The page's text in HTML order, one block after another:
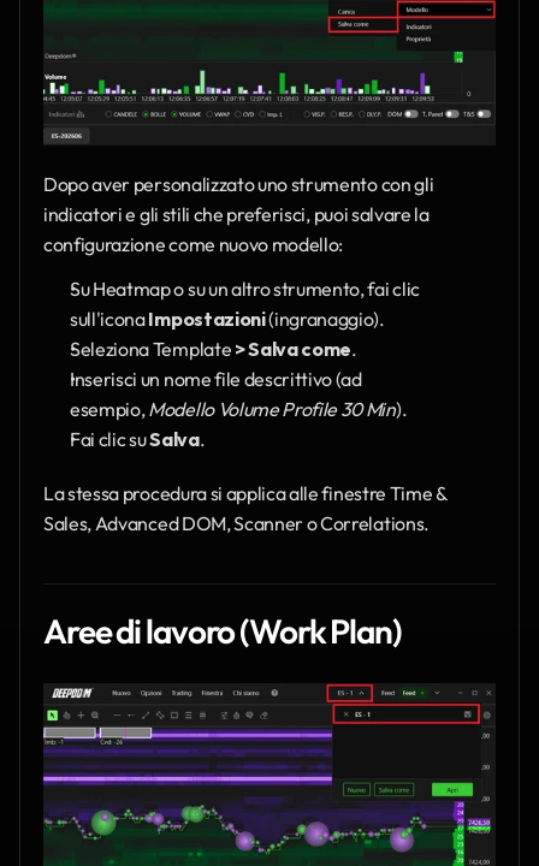
Dopo aver personalizzato uno strumento con gli
indicatori e gli stili che preferisci, puoi salvare la
configurazione come nuovo modello:
Su Heatmap o su un altro strumento, fai clic
sull'icona Impostazioni (ingranaggio).
Seleziona Template > Salva come.
Inserisci un nome file descrittivo (ad
esempio, Modello Volume Profile 30 Min).
Fai clic su Salva.
La stessa procedura si applica alle finestre Time &
Sales, Advanced DOM, Scanner o Correlations.
Aree di lavoro (Work Plan)